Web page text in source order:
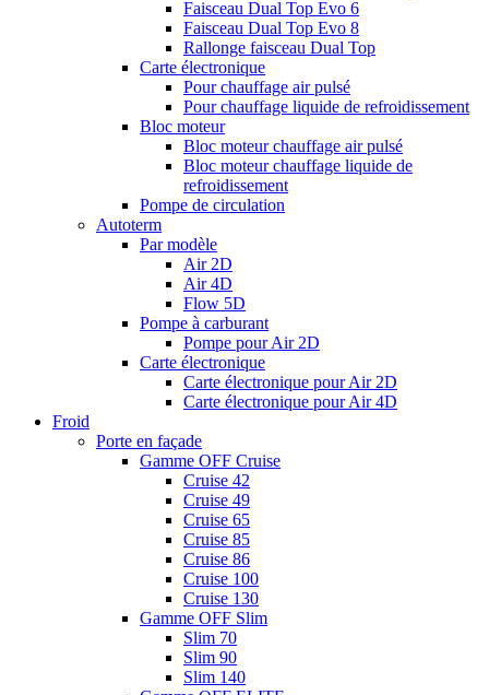
Faisceau Dual Top Evo 6
Faisceau Dual Top Evo 8
Rallonge faisceau Dual Top
Carte électronique
Pour chauffage air pulsé
Pour chauffage liquide de refroidissement
Bloc moteur
Bloc moteur chauffage air pulsé
Bloc moteur chauffage liquide de
refroidissement
Pompe de circulation
Autoterm
Par modèle
Air 2D
Air 4D
Flow 5D
Pompe à carburant
Pompe pour Air 2D
Carte électronique
Carte électronique pour Air 2D
Carte électronique pour Air 4D
Froid
Porte en façade
Gamme OFF Cruise
Cruise 42
Cruise 49
Cruise 65
Cruise 85
Cruise 86
Cruise 100
Cruise 130
Gamme OFF Slim
Slim 70
Slim 90
Slim 140